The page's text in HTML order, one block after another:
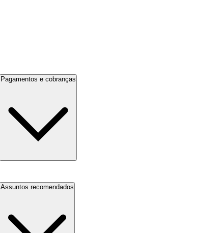
Pagamentos e cobranças
Assuntos recomendados